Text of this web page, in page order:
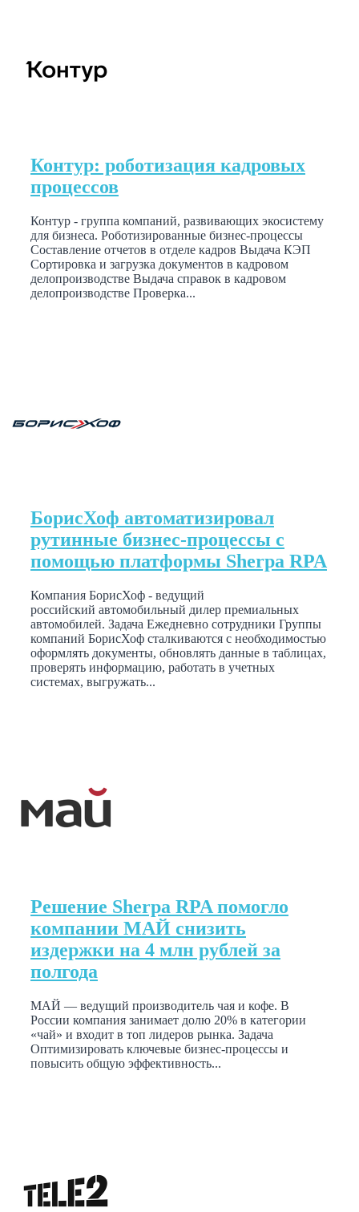
Контур: роботизация кадровых
процессов
Контур - группа компаний, развивающих экосистему
для бизнеса. Роботизированные бизнес-процессы
Составление отчетов в отделе кадров Выдача КЭП
Сортировка и загрузка документов в кадровом
делопроизводстве Выдача справок в кадровом
делопроизводстве Проверка...
БорисХоф автоматизировал
рутинные бизнес-процессы с
помощью платформы Sherpa RPA
Компания БорисХоф - ведущий
российский автомобильный дилер премиальных
автомобилей. Задача Ежедневно сотрудники Группы
компаний БорисХоф сталкиваются с необходимостью
оформлять документы, обновлять данные в таблицах,
проверять информацию, работать в учетных
системах, выгружать...
Решение Sherpa RPA помогло
компании МАЙ снизить
издержки на 4 млн рублей за
полгода
МАЙ — ведущий производитель чая и кофе. В
России компания занимает долю 20% в категории
«чай» и входит в топ лидеров рынка. Задача
Оптимизировать ключевые бизнес-процессы и
повысить общую эффективность...